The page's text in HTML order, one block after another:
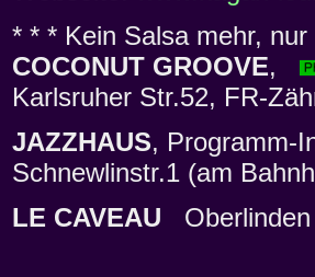
* * * Kein Salsa mehr,
COCONUT GROOVE,
Karlsruher Str.52, FR-
JAZZHAUS, Programm-
Schnewlinstr.1 (am
LE CAVEAU Oberlinden